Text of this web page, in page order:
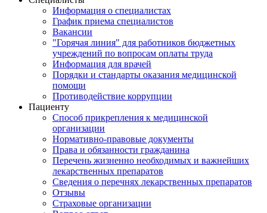
Информация о специалистах
График приема специалистов
Вакансии
"Горячая линия" для работников бюджетных
учреждений по вопросам оплаты труда
Информация для врачей
Порядки и стандарты оказания медицинской
помощи
Противодействие коррупции
Пациенту
Способ прикрепления к медицинской
организации
Нормативно-правовые документы
Права и обязанности гражданина
Перечень жизненно необходимых и важнейших
лекарственных препаратов
Сведения о перечнях лекарственных препаратов
Отзывы
Страховые организации